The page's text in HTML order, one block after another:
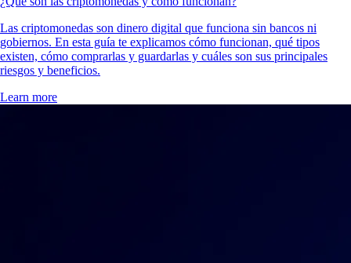
Las criptomonedas son dinero digital que funciona sin bancos ni
gobiernos. En esta guía te explicamos cómo funcionan, qué tipos
existen, cómo comprarlas y guardarlas y cuáles son sus principales
riesgos y beneficios.
Learn more